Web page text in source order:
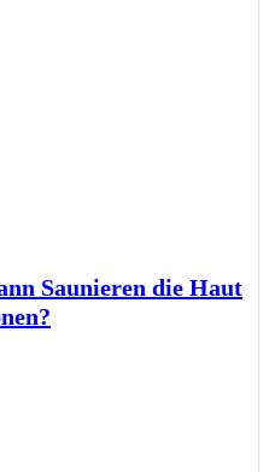
Saunieren die Haut